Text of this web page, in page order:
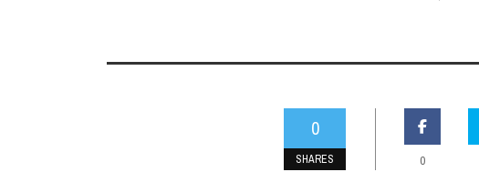
0
SHARES 0